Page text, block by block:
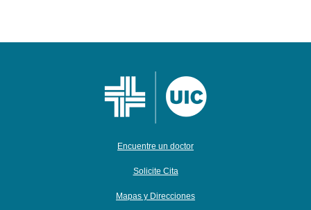
Encuentre un doctor
Solicite Cita
Mapas y Direcciones